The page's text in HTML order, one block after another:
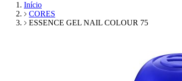
Início
CORES
ESSENCE GEL NAIL COLOUR 75